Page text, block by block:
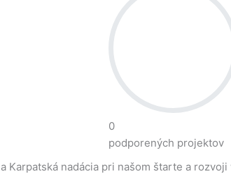
0
podporených projektov
Karpatská nadácia pri našom štarte a